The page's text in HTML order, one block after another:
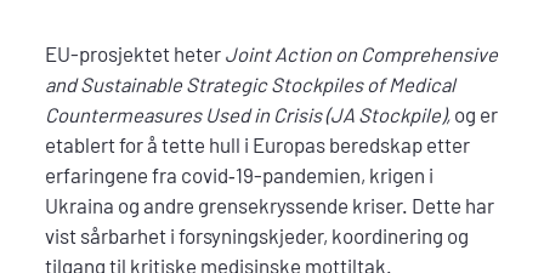
EU-prosjektet heter Joint Action on Comprehensive
and Sustainable Strategic Stockpiles of Medical
Countermeasures Used in Crisis (JA Stockpile), og er
etablert for å tette hull i Europas beredskap etter
erfaringene fra covid‑19-pandemien, krigen i
Ukraina og andre grensekryssende kriser. Dette har
vist sårbarhet i forsyningskjeder, koordinering og
tilgang til kritiske medisinske mottiltak.